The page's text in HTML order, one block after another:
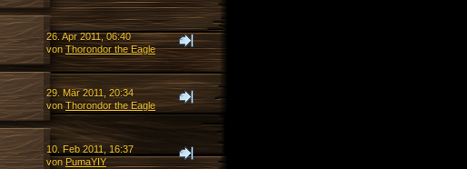
26. Apr 2011, 06:40
vonThorondor the Eagle
29. Mär 2011, 20:34
vonThorondor the Eagle
10. Feb 2011, 16:37
vonPumaYIY